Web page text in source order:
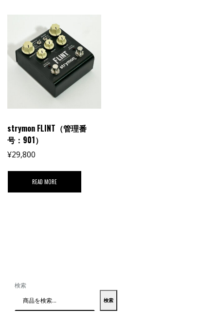
strymon FLINT（管理番
号：901）
¥29,800
READ MORE
検索
検索